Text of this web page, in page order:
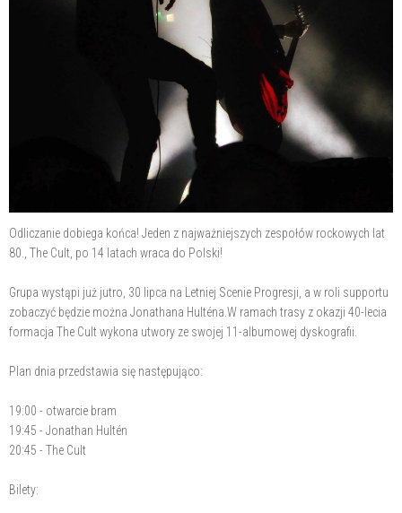
Odliczanie dobiega końca! Jeden z najważniejszych zespołów rockowych lat
80., The Cult, po 14 latach wraca do Polski!
Grupa wystąpi już jutro, 30 lipca na Letniej Scenie Progresji, a w roli supportu
zobaczyć będzie można Jonathana Hulténa.W ramach trasy z okazji 40-lecia
formacja The Cult wykona utwory ze swojej 11-albumowej dyskografii.
Plan dnia przedstawia się następująco:
19:00 - otwarcie bram
19:45 - Jonathan Hultén
20:45 - The Cult
Bilety: